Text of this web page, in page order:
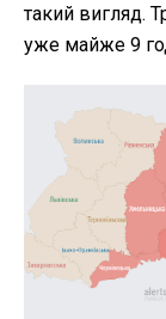
такий вигляд.
уже майже 9